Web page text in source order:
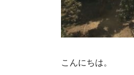
こんにちは。